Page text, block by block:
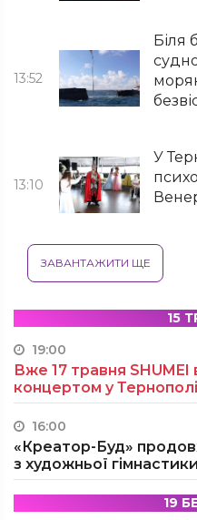
13:52
Біля
13:10
У
ЗАВАНТАЖИТИ ЩЕ
15
19:00
Вже 17 травня
концертом у Тернополі
16:00
«Креатор-Буд»
з художньої гімнастики
19